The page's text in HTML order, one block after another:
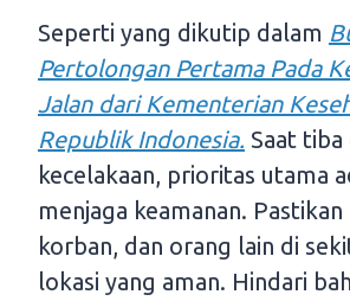
Seperti yang dikutip dalam
Pertolongan Pertama Pada
Jalan dari Kementerian
Republik Indonesia. Saat
kecelakaan, prioritas utama
menjaga keamanan.
korban, dan orang lain di
lokasi yang aman. Hindari